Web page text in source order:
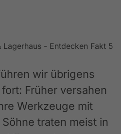
wir übrigens
Früher versahen
Werkzeuge mit
traten meist in